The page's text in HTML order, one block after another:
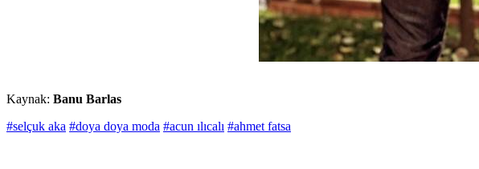
Kaynak: Banu Barlas
#selçuk aka #doya doya moda #acun ılıcalı #ahmet fatsa